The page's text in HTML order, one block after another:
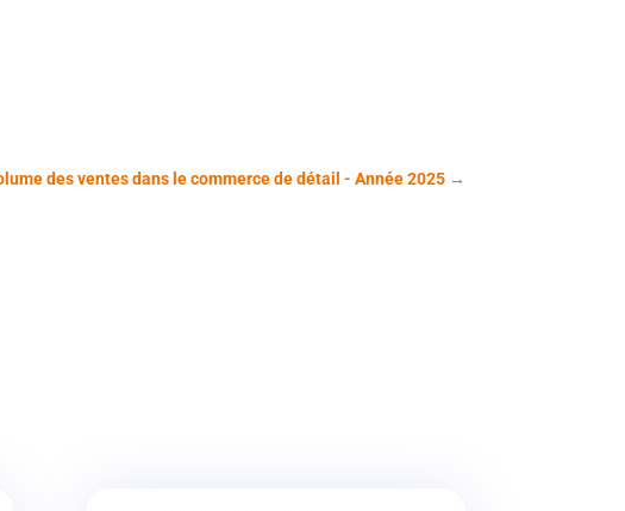
des ventes dans le commerce de détail - Année 2025→